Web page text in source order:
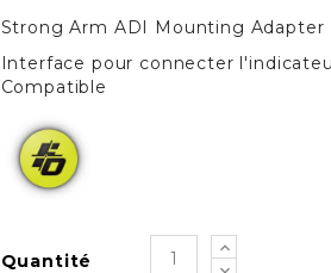
Strong Arm ADI Mounting Adapter
Interface pour connecter
Compatible
Quantité